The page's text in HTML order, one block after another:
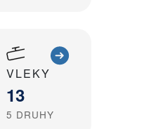
VLEKY
13
5 DRUHY